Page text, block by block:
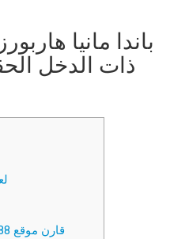
باندا مانيا
ذات الدخل